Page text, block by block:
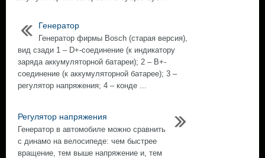
Генератор
Генератор фирмы Bosch (старая версия),
вид сзади 1 – D+-соединение (к индикатору
заряда аккумуляторной батареи); 2 – В+-
соединение (к аккумуляторной батарее); 3 –
регулятор напряжения; 4 – конде ...
Регулятор напряжения
Генератор в автомобиле можно сравнить
с динамо на велосипеде: чем быстрее
вращение, тем выше напряжение и, тем